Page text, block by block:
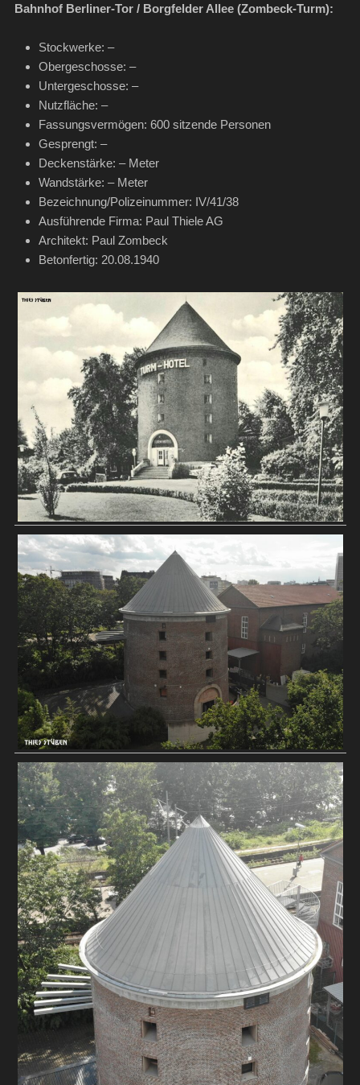
Bahnhof Berliner-Tor / Borgfelder Allee (Zombeck-Turm):
Stockwerke: –
Obergeschosse: –
Untergeschosse: –
Nutzfläche: –
Fassungsvermögen: 600 sitzende Personen
Gesprengt: –
Deckenstärke: – Meter
Wandstärke: – Meter
Bezeichnung/Polizeinummer: IV/41/38
Ausführende Firma: Paul Thiele AG
Architekt: Paul Zombeck
Betonfertig: 20.08.1940